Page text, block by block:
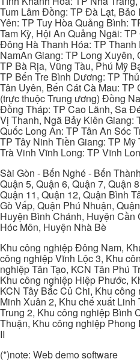
Tum Lâm Đồng: TP Đà Lạt, Bảo
Yên: TP Tuy Hòa Quảng Bình:
Tam Kỳ, Hội An Quảng Ngãi:
Đông Hà Thanh Hóa: TP
NamAn Giang: TP Long
TP Bà Rịa, Vũng Tàu, Phú Mỹ
TP Bến Tre Bình Dương: TP
Tân Uyên, Bến Cát Cà Mau:
(trực thuộc Trung ương) Đồng
Đồng Tháp: TP Cao Lãnh, Sa
Vị Thanh, Ngã Bảy Kiên Giang:
Quốc Long An: TP Tân An Sóc
TP Tây Ninh Tiền Giang: TP
Trà Vinh Vĩnh Long: TP Vĩnh
Sài Gòn - Bến Nghé - Bến
Quận 5, Quận 6, Quận 7, Quận
Quận 11, Quận 12, Quận Bình
Gò Vấp, Quận Phú Nhuận,
Huyện Bình Chánh, Huyện Cần
Hóc Môn, Huyện Nhà Bè
Khu công nghiệp Đông Nam,
công nghiệp Vĩnh Lộc 3, Khu
nghiệp Tân Tạo, KCN Tân Phú
Khu công nghiệp Hiệp Phước,
KCN Tây Bắc Củ Chi, Khu
Minh Xuân 2, Khu chế xuất
Trung 2, Khu công nghiệp Bình
Thuận, Khu công nghiệp
II
(*)note: Web demo software